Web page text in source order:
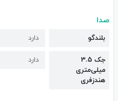
صدا
بلندگو دارد
جک 3.5
میلی‌متری
هندزفری
دارد